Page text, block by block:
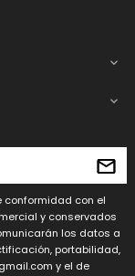


conformidad con el
y conservados
los datos a
portabilidad,
y el de